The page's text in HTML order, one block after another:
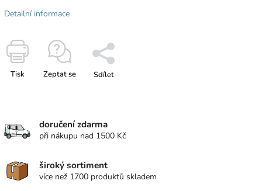
Detailní informace
Tisk Zeptat se Sdílet
doručení zdarma
při nákupu nad 1500 Kč
široký sortiment
více než 1700 produktů skladem